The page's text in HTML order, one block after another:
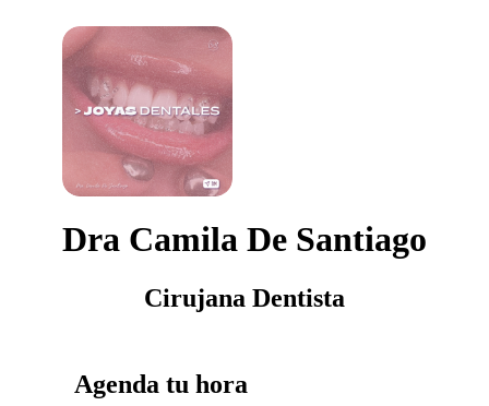
Dra Camila De Santiago
Cirujana Dentista
Agenda tu hora